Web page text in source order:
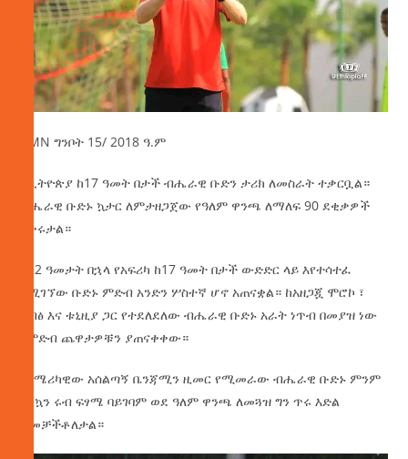
AMN ግንቦት 15/ 2018 ዓ.ም
የኢትዮጵያ ከ17 ዓመት በታች ብሔራዊ ቡድን ታሪክ ለመስራት ተቃርቧል።
ብሔራዊ ቡድኑ ኳታር ለምታዘጋጀው የዓለም ዋንጫ ለማለፍ 90 ደቂቃዎች
ይቀሩታል።
ከ22 ዓመታት በኋላ የአፍሪካ ከ17 ዓመት በታች ውድድር ላይ እየተሳተፈ
የሚገኘው ቡድኑ ምድብ አንድን ሦስተኛ ሆኖ አጠናቋል። ከአዘጋጇ ሞሮኮ ፣
ግብፅ እና ቱኒዚያ ጋር የተደለደለው ብሔራዊ ቡድኑ አራት ነጥብ በመያዝ ነው
የምድብ ጨዋታዎቹን ያጠናቀቀው።
በአሜሪካዊው አሰልጣኝ ቤንጃሚን ዚመር የሚመራው ብሔራዊ ቡድኑ ምንም
እንኳን ሩብ ፍፃሜ ባይገባም ወደ ዓለም ዋንጫ ለመጓዝ ግን ጥሩ እድል
ተመቻችቶለታል።